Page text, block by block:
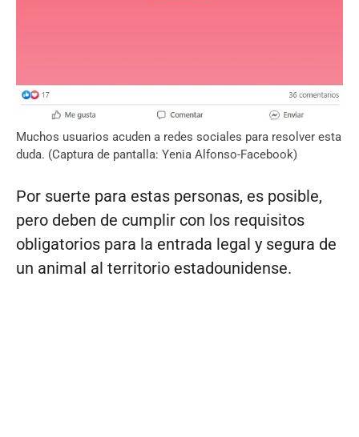
Muchos usuarios acuden a redes sociales para resolver esta
duda. (Captura de pantalla: Yenia Alfonso-Facebook)
Por suerte para estas personas, es posible,
pero deben de cumplir con los requisitos
obligatorios para la entrada legal y segura de
un animal al territorio estadounidense.